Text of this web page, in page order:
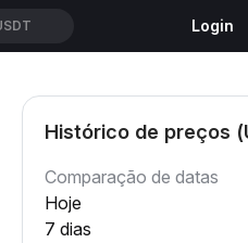
Login
Histórico de preços
Comparação de datas
Hoje
7 dias